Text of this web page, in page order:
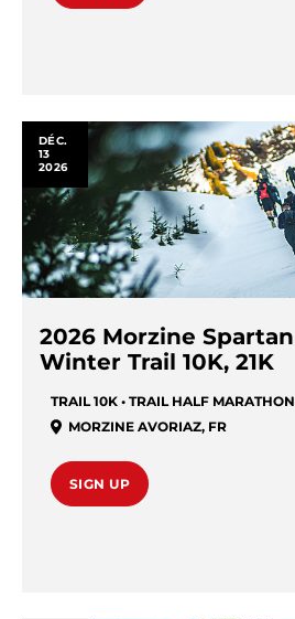
DÉC.
13
2026
2026 Morzine Spartan
Winter Trail 10K, 21K
TRAIL 10K • TRAIL HALF MARATHON
MORZINE AVORIAZ, FR
SIGN UP